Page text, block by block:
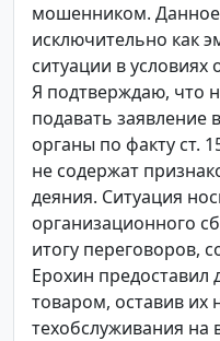
мошенником.
исключительно как
ситуации в
Я подтверждаю, что
подавать заявление
органы по факту ст.
не содержат
деяния. Ситуация
организационного
итогу переговоров,
Ерохин предоставил
товаром, оставив их
техобслуживания на